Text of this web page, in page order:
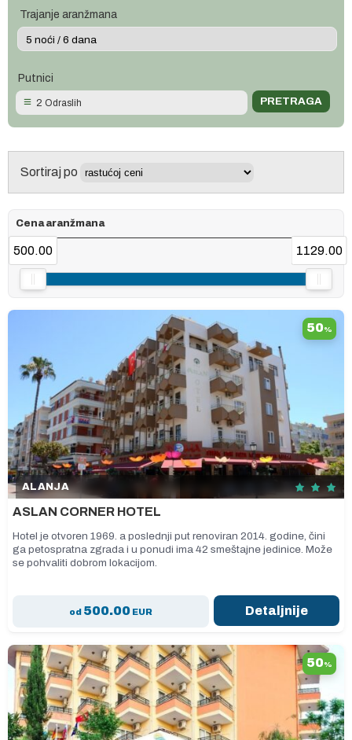
Trajanje aranžmana
Putnici
2 Odraslih
Sortiraj po
Cena aranžmana
500.00 1129.00
50%
ALANJA
ASLAN CORNER HOTEL
Hotel je otvoren 1969. a poslednji put renoviran 2014. godine, čini
ga petospratna zgrada i u ponudi ima 42 smeštajne jedinice. Može
se pohvaliti dobrom lokacijom.
od 500.00EUR Detaljnije
50%